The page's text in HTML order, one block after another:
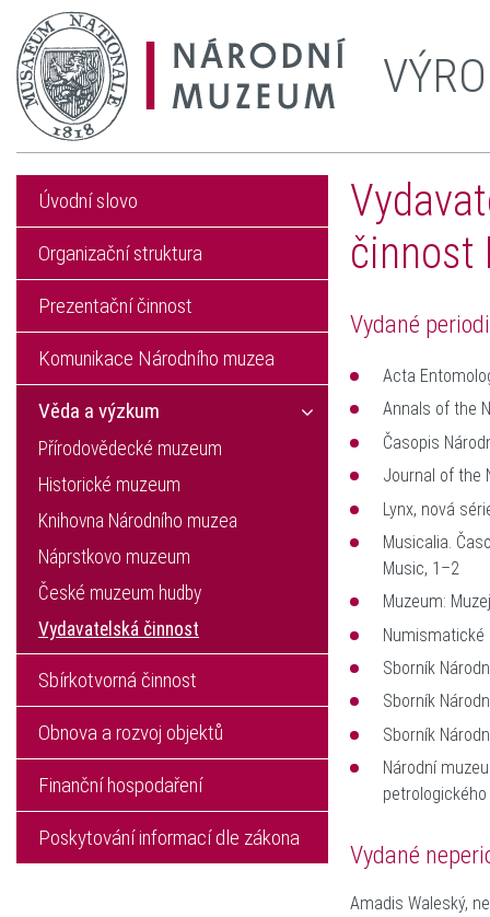
činnost
Vydané
Acta
Annals of the
Časopis
Journal of the
Lynx, nová
Musicalia.
Music, 1–2
Muzeum:
Numismatické
Sborník
Sborník
Sborník
Národní
Vydané
Amadis Waleský,
Úvodní slovo
Organizační struktura
Prezentační činnost
Komunikace Národního muzea
Věda a výzkum
Přírodovědecké muzeum
Historické muzeum
Knihovna Národního muzea
Náprstkovo muzeum
České muzeum hudby
Vydavatelská činnost
Sbírkotvorná činnost
Obnova a rozvoj objektů
Finanční hospodaření
Poskytování informací dle zákona